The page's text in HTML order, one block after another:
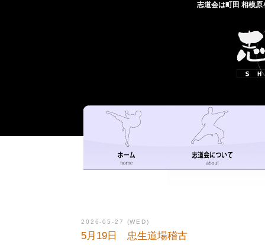
志道会は町田 相模
2026-05-27 (WED)
5月19日 忠生道場稽古